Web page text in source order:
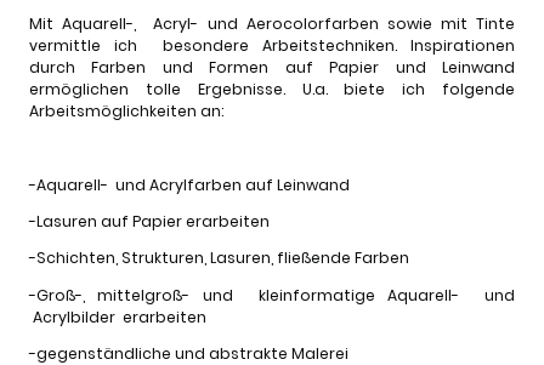
Mit Aquarell-, Acryl- und Aerocolorfarben sowie mit Tinte
vermittle ich besondere Arbeitstechniken. Inspirationen
durch Farben und Formen auf Papier und Leinwand
ermöglichen tolle Ergebnisse. U.a. biete ich folgende
Arbeitsmöglichkeiten an:
-Aquarell- und Acrylfarben auf Leinwand
-Lasuren auf Papier erarbeiten
-Schichten, Strukturen, Lasuren, fließende Farben
-Groß-, mittelgroß- und kleinformatige Aquarell- und
Acrylbilder erarbeiten
-gegenständliche und abstrakte Malerei